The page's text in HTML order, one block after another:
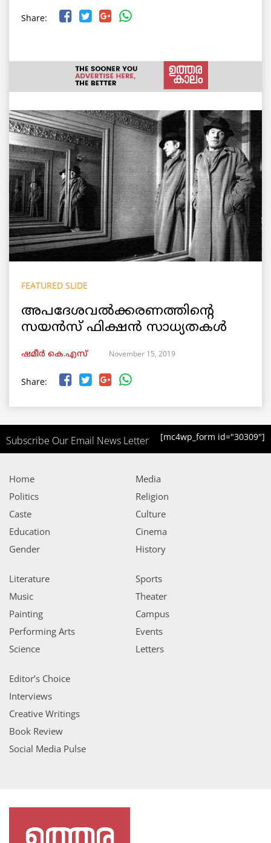
Share:
FEATURED SLIDE
അപദേശവൽക്കരണത്തിന്റെ
സയന്‍സ്‌ ഫിക്ഷൻ സാധ്യതകൾ
ഷമീര്‍ കെ.എസ് November 15, 2019
Share:
Subscribe Our Email News Letter [mc4wp_form id="30309"]
Home
Politics
Caste
Education
Gender
Media
Religion
Culture
Cinema
History
Literature
Music
Painting
Performing Arts
Science
Sports
Theater
Campus
Events
Letters
Editor’s Choice
Interviews
Creative Writings
Book Review
Social Media Pulse